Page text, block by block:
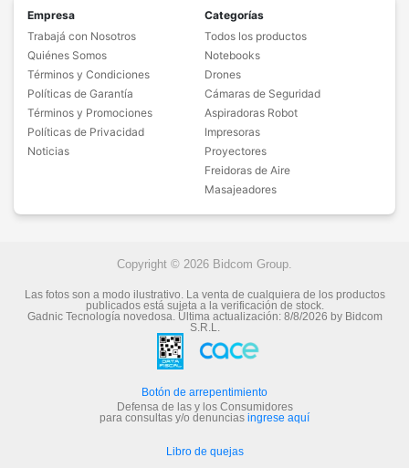
Empresa
Trabajá con Nosotros
Quiénes Somos
Términos y Condiciones
Políticas de Garantía
Términos y Promociones
Políticas de Privacidad
Noticias
Categorías
Todos los productos
Notebooks
Drones
Cámaras de Seguridad
Aspiradoras Robot
Impresoras
Proyectores
Freidoras de Aire
Masajeadores
Copyright © 2026 Bidcom Group.
Las fotos son a modo ilustrativo. La venta de cualquiera de los productos
publicados está sujeta a la verificación de stock.
Gadnic Tecnología novedosa. Última actualización: 8/8/2026 by Bidcom
S.R.L.
Botón de arrepentimiento
Defensa de las y los Consumidores
para consultas y/o denuncias ingrese aquí
Libro de quejas